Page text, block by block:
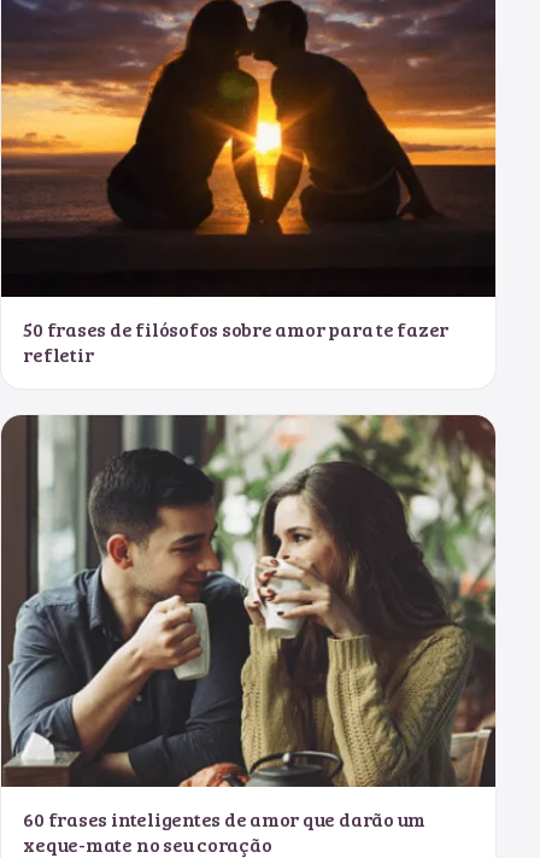
50 frases de filósofos sobre amor para te fazer
refletir
60 frases inteligentes de amor que darão um
xeque-mate no seu coração